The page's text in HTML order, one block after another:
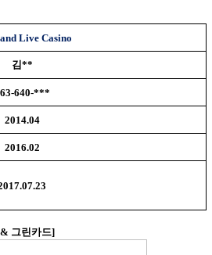
Live Casino
김**
640-***
2014.04
2016.02
& 그린카드]